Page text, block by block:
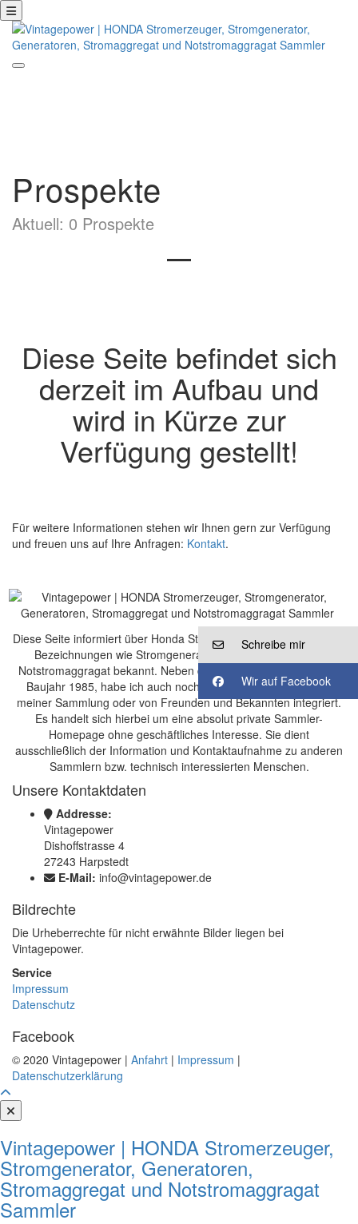
Prospekte
Aktuell: 0 Prospekte
Diese Seite befindet sich
derzeit im Aufbau und
wird in Kürze zur
Verfügung gestellt!
Für weitere Informationen stehen wir Ihnen gern zur Verfügung
und freuen uns auf Ihre Anfragen: Kontakt.
Diese Seite informiert über Honda Stromerzeuger, auch unter den
Bezeichnungen wie Stromgenerator, Stromaggregat oder
Notstromaggragat bekannt. Neben den bekannten Modellen bis
Baujahr 1985, habe ich auch noch einige andere Geräte aus
meiner Sammlung oder von Freunden und Bekannten integriert.
Es handelt sich hierbei um eine absolut private Sammler-
Homepage ohne geschäftliches Interesse. Sie dient
ausschließlich der Information und Kontaktaufnahme zu anderen
Sammlern bzw. technisch interessierten Menschen.
Unsere Kontaktdaten
Addresse:
Vintagepower
Dishoffstrasse 4
27243 Harpstedt
E-Mail: info@vintagepower.de
Bildrechte
Die Urheberrechte für nicht erwähnte Bilder liegen bei
Vintagepower.
Service
Impressum
Datenschutz
Facebook
© 2020 Vintagepower | Anfahrt | Impressum |
Datenschutzerklärung
Schreibe mir
Wir auf Facebook
Vintagepower | HONDA Stromerzeuger,
Stromgenerator, Generatoren,
Stromaggregat und Notstromaggragat
Sammler